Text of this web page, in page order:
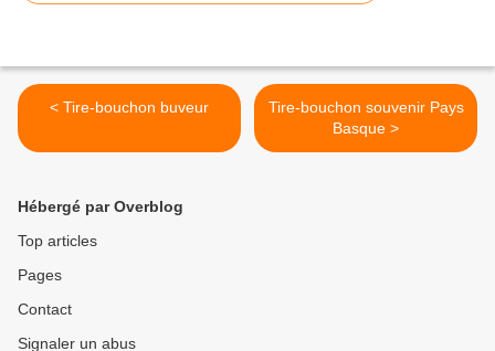
< Tire-bouchon buveur
Tire-bouchon souvenir Pays
Basque >
Hébergé par Overblog
Top articles
Pages
Contact
Signaler un abus